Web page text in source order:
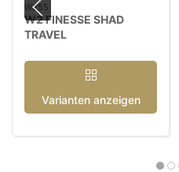
W255
W2 FINESSE SHAD
TRAVEL
Varianten anzeigen